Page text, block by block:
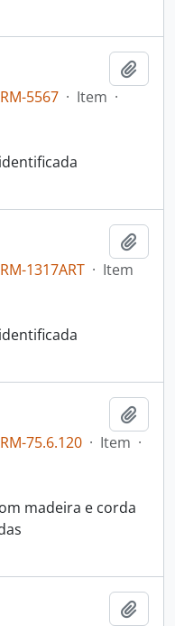
5567 · Item ·
1317ART · Item
75.6.120 · Item ·
madeira e corda